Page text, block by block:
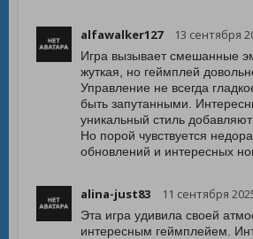
alfawalker127 13 сентября
Игра вызывает смешанные
жуткая, но геймплей
Управление не всегда
быть запутанными.
уникальный стиль добавляют
Но порой чувствуется
обновлений и интересных
alina-just83 11 сентября
Эта игра удивила своей
интересным геймплейем.